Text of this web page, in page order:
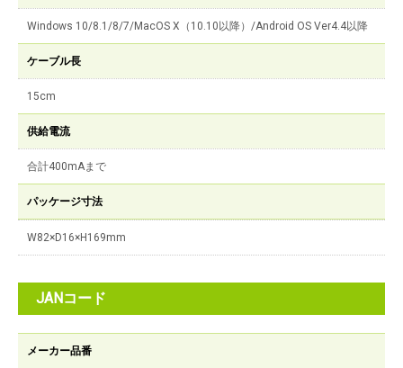
Windows 10/8.1/8/7/MacOS X（10.10以降）/Android OS Ver4.4以降
ケーブル長
15cm
供給電流
合計400mAまで
パッケージ寸法
W82×D16×H169mm
JANコード
メーカー品番